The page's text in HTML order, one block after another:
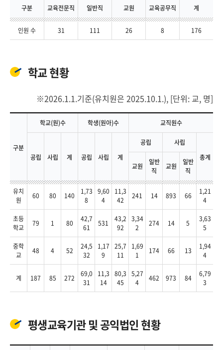
구분 교육전문직 일반직 교원 교육공무직 계
인원 수 31 111 26 8 176
학교 현황
2026.1.1.기준(유치원은 2025.10.1.), [단위: 교, 명]
구분
학교(원)수 학생(원아)수 교직원수
공립 사립 계 공립 사립 계
공립
사립
총계
교원
일반
직
교원
일반
직
유치
원
60 80 140
1,73
8
9,60
4
11,3
42
241 14 893 66
1,21
4
초등
학교
79 1 80
42,7
61
531
43,2
92
3,34
2
274 14 5
3,63
5
중학
교
48 4 52
24,5
32
1,17
9
25,7
11
1,69
1
174 66 13
1,94
4
계 187 85 272
69,0
31
11,3
14
80,3
45
5,27
4
462 973 84
6,79
3
평생교육기관 및 공익법인 현황